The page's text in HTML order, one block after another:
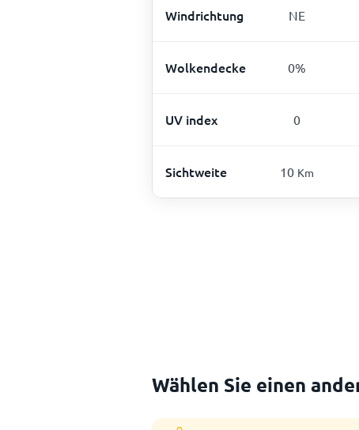
Windrichtung NE
Wolkendecke 0%
UV index 0
Sichtweite 10 Km
Wählen Sie einen